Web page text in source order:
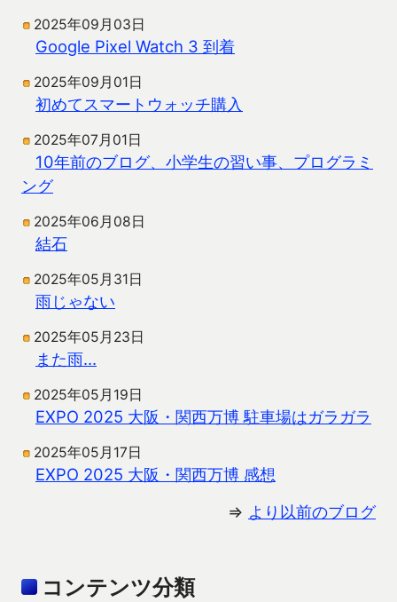
2025年09月03日
Google Pixel Watch 3 到着
2025年09月01日
初めてスマートウォッチ購入
2025年07月01日
10年前のブログ、小学生の習い事、プログラミ
ング
2025年06月08日
結石
2025年05月31日
雨じゃない
2025年05月23日
また雨…
2025年05月19日
EXPO 2025 大阪・関西万博 駐車場はガラガラ
2025年05月17日
EXPO 2025 大阪・関西万博 感想
⇒ より以前のブログ
コンテンツ分類